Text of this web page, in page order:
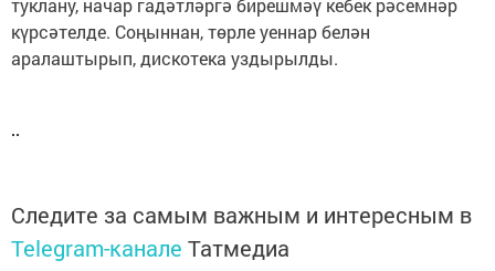
туклану, начар гадәтләргә бирешмәү кебек рәсемнәр
күрсәтелде. Соңыннан, төрле уеннар белән
аралаштырып, дискотека уздырылды.
Следите за самым важным и интересным в
Telegram-канале Татмедиа